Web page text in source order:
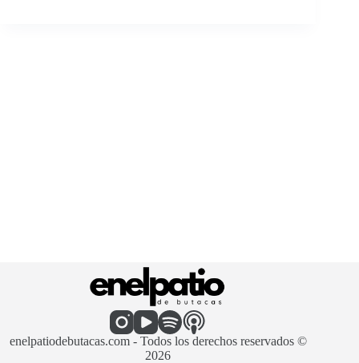
enelpatiodebutacas.com - Todos los derechos reservados ©
2026